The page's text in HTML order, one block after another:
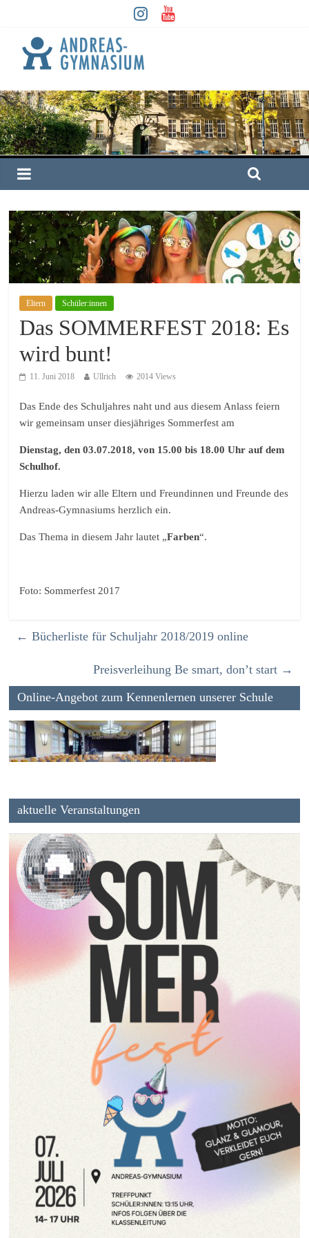
Eltern Schüler:innen
Das SOMMERFEST 2018: Es
wird bunt!
11. Juni 2018 Ullrich 2014 Views
Das Ende des Schuljahres naht und aus diesem Anlass feiern
wir gemeinsam unser diesjähriges Sommerfest am
Dienstag, den 03.07.2018, von 15.00 bis 18.00 Uhr auf dem
Schulhof.
Hierzu laden wir alle Eltern und Freundinnen und Freunde des
Andreas-Gymnasiums herzlich ein.
Das Thema in diesem Jahr lautet „Farben“.
Foto: Sommerfest 2017
← Bücherliste für Schuljahr 2018/2019 online
Preisverleihung Be smart, don’t start →
Online-Angebot zum Kennenlernen unserer Schule
aktuelle Veranstaltungen